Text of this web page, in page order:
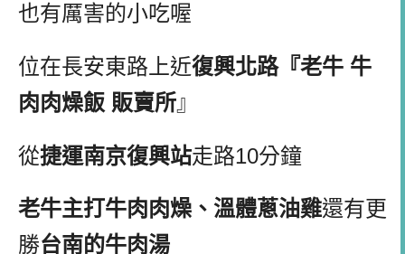
也有厲害的小吃喔
位在長安東路上近復興北路『老牛 牛
肉肉燥飯 販賣所』
從捷運南京復興站走路10分鐘
老牛主打牛肉肉燥、溫體蔥油雞還有更
勝台南的牛肉湯